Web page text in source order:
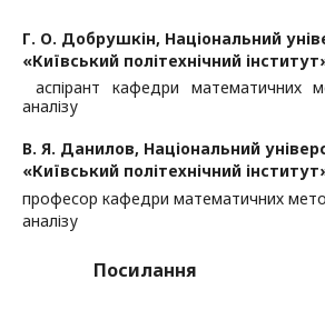
Г. О. Добрушкін, Національний
«Київський політехнічний
аспірант кафедри математичних
аналізу
В. Я. Данилов, Національний
«Київський політехнічний
професор кафедри математичних
аналізу
Посилання